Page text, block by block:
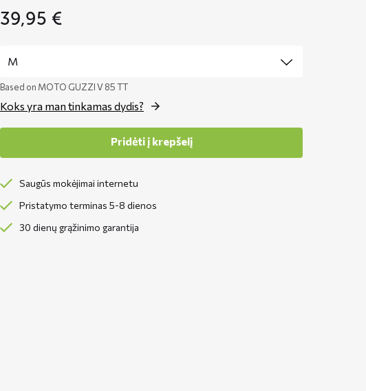
39,95 €
Based on MOTO GUZZI V 85 TT
Koks yra man tinkamas dydis?
Pridėti į krepšelį
Saugūs mokėjimai internetu
Pristatymo terminas 5-8 dienos
30 dienų grąžinimo garantija